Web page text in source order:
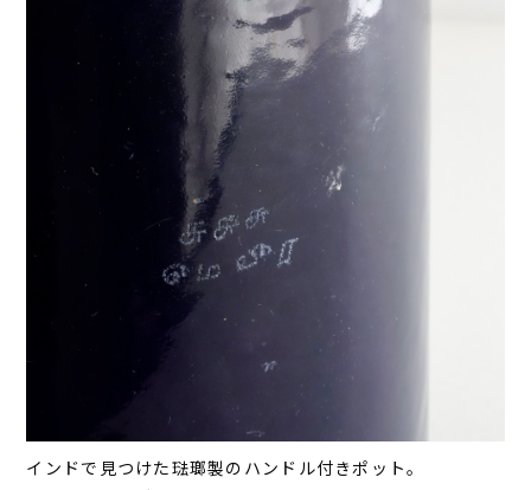
インドで見つけた琺瑯製のハンドル付きポット。